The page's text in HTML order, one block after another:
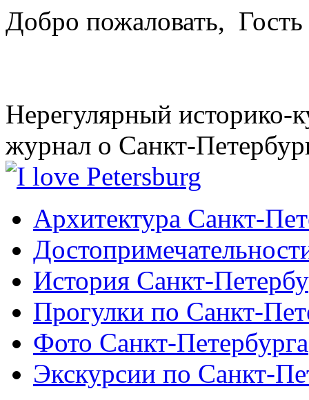
Добро пожаловать, Гость
Нерегулярный историко-
журнал о Санкт-
Архитектура Санкт-
История Санкт-
Прогулки по Санкт-
Фото Санкт-Петербурга
Экскурсии по Санкт-